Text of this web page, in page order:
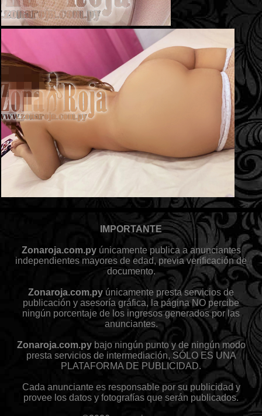
IMPORTANTE
Zonaroja.com.pyúnicamente publica a anunciantes
independientes mayores de edad, previa verificación de
documento.
Zonaroja.com.py únicamente presta servicios de
publicación y asesoría gráfica, la página NO percibe
ningún porcentaje de los ingresos generados por las
anunciantes.
Zonaroja.com.pybajo ningún punto y de ningún modo
presta servicios de intermediación, SÓLO ES UNA
PLATAFORMA DE PUBLICIDAD.
Cada anunciante es responsable por su publicidad y
provee los datos y fotografías que serán publicados.